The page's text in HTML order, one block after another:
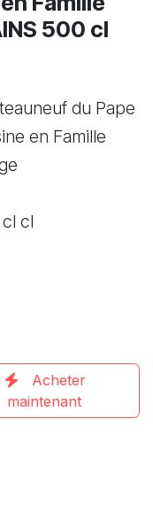
500 cl
du Pape
en Famille
cl
Acheter
maintenant